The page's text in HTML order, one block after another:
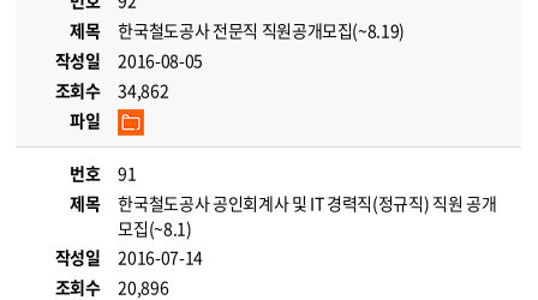
제목
한국철도공사 전문직 직원공개모집(~8.19)
작성일
2016-08-05
조회수
34,862
파일
번호
91
제목
한국철도공사 공인회계사 및 IT 경력직(정규직) 직원 공개
모집(~8.1)
작성일
2016-07-14
조회수
20,896